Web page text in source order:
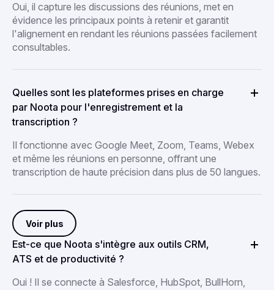
Oui, il capture les discussions des réunions, met en
évidence les principaux points à retenir et garantit
l'alignement en rendant les réunions passées facilement
consultables.
Quelles sont les plateformes prises en charge
par Noota pour l'enregistrement et la
transcription ?
Il fonctionne avec Google Meet, Zoom, Teams, Webex
et même les réunions en personne, offrant une
transcription de haute précision dans plus de 50 langues.
Voir plus
Est-ce que Noota s'intègre aux outils CRM,
ATS et de productivité ?
Oui ! Il se connecte à Salesforce, HubSpot, BullHorn,